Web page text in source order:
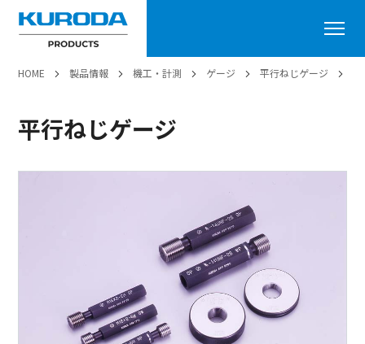
HOME 製品情報 機工・計測 ゲージ 平行ねじゲージ
平行ねじゲージ